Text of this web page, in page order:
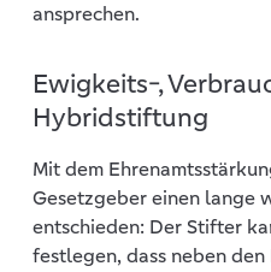
ansprechen.
Ewigkeits-,
Hybridstiftung
Mit dem
Gesetzgeber einen lange
entschieden: Der Stifter
festlegen, dass neben